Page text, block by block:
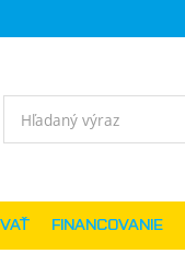
FINANCOVANIE
Vyhľadávanie